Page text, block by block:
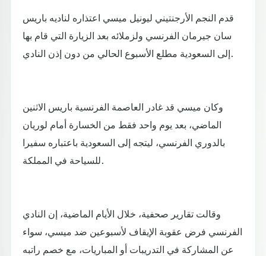
قدم النجم الأرجنتيني ليونيل ميسي اعتذاره لناديه باريس
سان جيرمان الفرنسي ولزملائه بعد الزيارة التي قام بها
إلى السعودية مطلع الأسبوع الحالي من دون إذن النادي.
وكان ميسي قد غادر العاصمة الفرنسية باريس الاثنين
الماضي، بعد يوم واحد فقط من الخسارة أمام لوريان
بالدوري الفرنسي، ليتجه إلى السعودية باعتباره سفيرا
للسياحة في المملكة.
وقالت تقارير صحفية، خلال الأيام الماضية، إن النادي
الفرنسي فرض عقوبة الإيقاف لأسبوعين ضد ميسي، سواء
عن المشاركة في التدريبات أو المباريات، مع خصم راتبه